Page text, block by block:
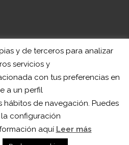
|Tema:Sydneypor
y de terceros para analizar
servicios y
con tus preferencias en
a un perfil
de navegación. Puedes
configuración
aquí Leer más